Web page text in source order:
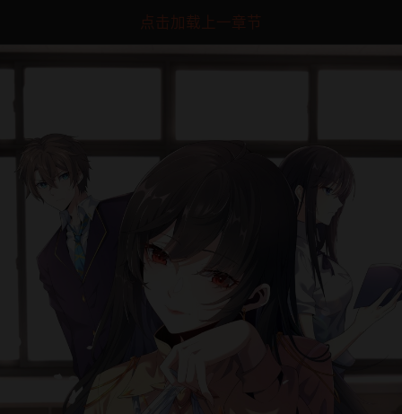
点击加载上一章节